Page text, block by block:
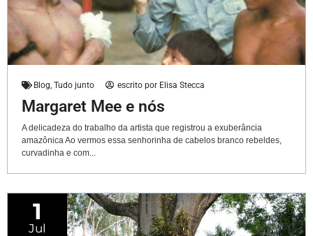
Blog Tudo junto escrito por Elisa Stecca
Margaret Mee e nós
A delicadeza do trabalho da artista que registrou a exuberância
amazônica Ao vermos essa senhorinha de cabelos branco rebeldes,
curvadinha e com...
1
Jul